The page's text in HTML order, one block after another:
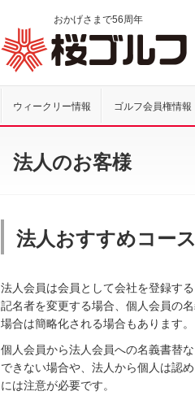
おかげさまで56周年
ウィークリー情報 ゴルフ会員権情報
法人のお客様
法人おすすめコース
法人会員は会員として会社を登録す
記名者を変更する場合、個人会員の
場合は簡略化される場合もあります。
個人会員から法人会員への名義書替
できない場合や、法人から個人は認
には注意が必要です。